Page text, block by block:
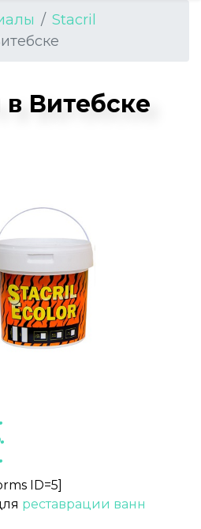
Stacril
Витебске
ID=5]
реставрации ванн